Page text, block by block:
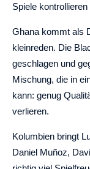
Spiele
Ghana kommt als
kleinreden. Die
geschlagen und
Mischung, die in
kann: genug
verlieren.
Kolumbien bringt
Daniel Muñoz,